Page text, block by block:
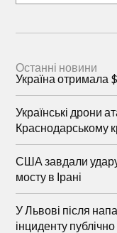
Останні новини
Україна отримала
Українські дрони
Краснодарському
США завдали удару
мосту в Ірані
У Львові після
інциденту